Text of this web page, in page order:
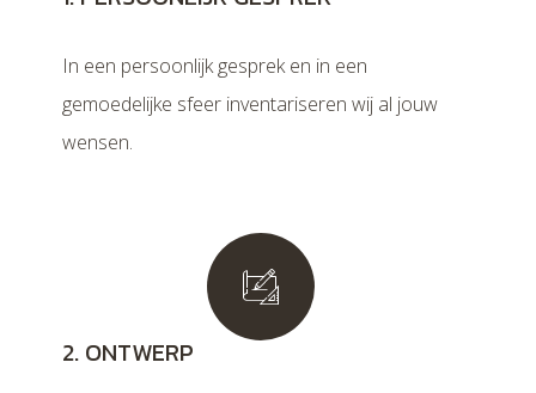
In een persoonlijk gesprek en in een
gemoedelijke sfeer inventariseren wij al jouw
wensen.
2. ONTWERP